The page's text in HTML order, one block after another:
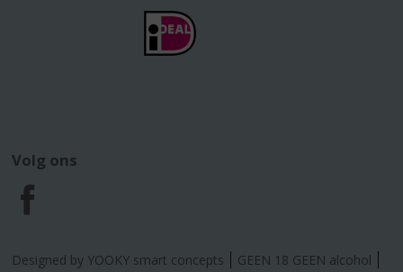
Volg ons
F
a
Designed by YOOKY smart concepts GEEN 18 GEEN alcohol